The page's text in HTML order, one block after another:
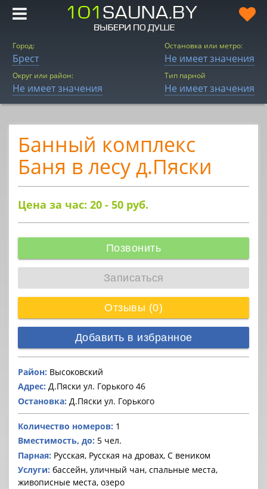
Город:
Брест
Округ или район:
Не имеет значения
Остановка или метро:
Не имеет значения
Тип парной
Не имеет значения
Банный комплекс
Баня в лесу д.Пяски
Цена за час: 20 - 50 руб.
Позвонить
Записаться
Отзывы (0)
Добавить в избранное
Район: Высоковский
Адрес: Д.Пяски ул. Горького 46
Остановка: Д.Пяски ул. Горького
Количество номеров: 1
Вместимость, до: 5 чел.
Парная: Русская, Русская на дровах, С веником
Услуги: бассейн, уличный чан, спальные места,
живописные места, озеро